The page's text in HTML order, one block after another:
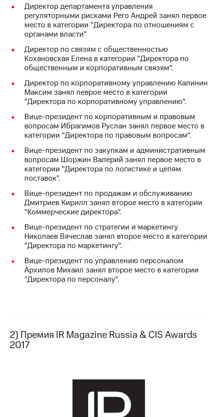
Корпоративный
секретарь
Раскрытие
информации
акционерам
Документы
ПАО
"МТС"
Собрания
акционеров
Личный
кабинет
акционера
Акционерный
Контроль
и
аудит
Рынок
акций
Описание
приобретения
Порядок
выкупа
акций
Дивиденды
Рынок
облигаций
о
погашении
Директор департамента управления
регуляторными рисками Рего Андрей занял первое
место в категории "Директора по отношениям с
органами власти"
Директор по связям с общественностью
Кохановская Елена в категории "Директора по
общественным и корпоративным связям".
Директор по корпоративному управлению Калинин
Максим занял певрое место в категории
"Директора по корпоративному управлению".
Вице-президент по корпоративным и правовым
вопросам Ибрагимов Руслан занял первое место в
категории "Директора по правовым вопросам".
Вице-президент по закупкам и административным
вопросам Шоржин Валерий занял первое место в
категории "Директора по логистике и цепям
поставок".
Вице-президент по продажам и обслуживанию
Дмитриев Кирилл занял второе место в категории
"Коммерческие директора".
Вице-президент по стратегии и маркетингу
Николаев Вячеслав занял второе место в категории
"Директора по маркетингу".
Вице-президент по управлению персоналом
Архипов Михаил занял второе место в категории
"Директора по персоналу".
2) Премия IR Magazine Russia & CIS Awards
2017